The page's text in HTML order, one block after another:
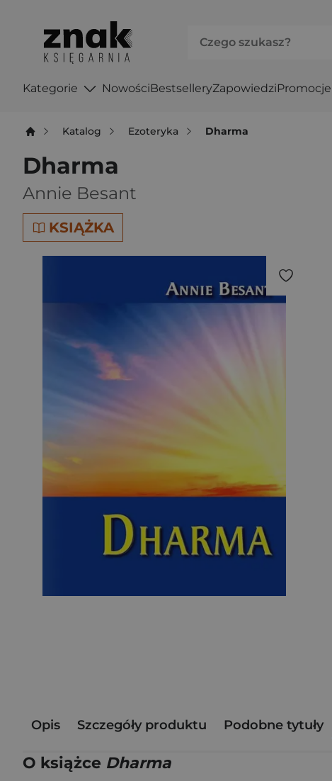
Kategorie NowościBestselleryZapowiedziPromocje
Katalog Ezoteryka Dharma
Dharma
Annie Besant
KSIĄŻKA
Opis Szczegóły produktu Podobne tytuły
O książce Dharma